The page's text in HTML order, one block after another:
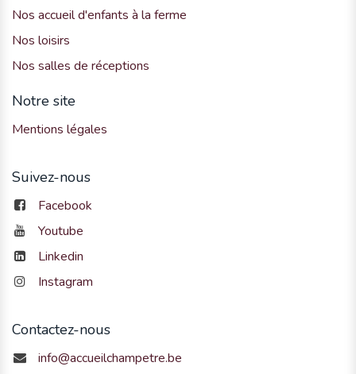
Nos accueil d'enfants à la ferme
Nos loisirs
Nos salles de réceptions
Notre site
Mentions légales
Suivez-nous
Facebook
Youtube
Linkedin
Instagram
Contactez-nous
info@accueilchampetre.be